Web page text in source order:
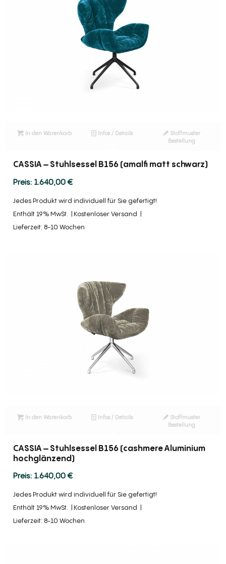
In den Warenkorb Infos / Details
Stoffmuster
Bestellung
CASSIA – Stuhlsessel B156 (amalfi matt schwarz)
1.640,00€
Jedes Produkt wird individuell für Sie gefertigt!
Enthält 19% MwSt.
Kostenloser Versand
Lieferzeit: 8-10 Wochen
In den Warenkorb Infos / Details
Stoffmuster
Bestellung
CASSIA – Stuhlsessel B156 (cashmere Aluminium
hochglänzend)
1.640,00€
Jedes Produkt wird individuell für Sie gefertigt!
Enthält 19% MwSt.
Kostenloser Versand
Lieferzeit: 8-10 Wochen